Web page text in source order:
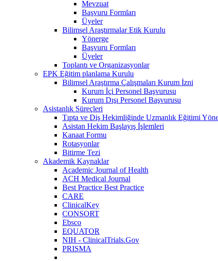
Mevzuat
Başvuru Formları
Üyeler
Bilimsel Araştırmalar Etik Kurulu
Yönerge
Başvuru Formları
Üyeler
Toplantı ve Organizasyonlar
EPK Eğitim planlama Kurulu
Bilimsel Araştırma Çalışmaları Kurum İzni
Kurum İçi Personel Başvurusu
Kurum Dışı Personel Başvurusu
Asistanlık Süreçleri
Tıpta ve Diş Hekimliğinde Uzmanlık Eğitimi
Asistan Hekim Başlayış İşlemleri
Kanaat Formu
Rotasyonlar
Bitirme Tezi
Akademik Kaynaklar
Academic Journal of Health
ACH Medical Journal
Best Practice Best Practice
CARE
ClinicalKey
CONSORT
Ebsco
EQUATOR
NIH - ClinicalTrials.Gov
PRISMA